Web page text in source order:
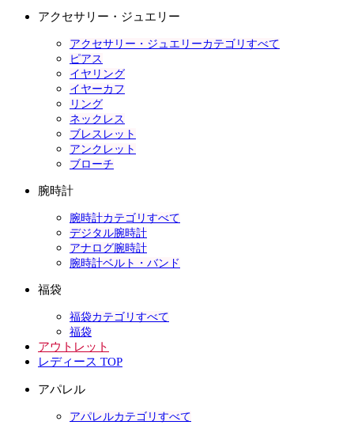
アクセサリー・ジュエリー
アクセサリー・ジュエリーカテゴリすべて
ピアス
イヤリング
イヤーカフ
リング
ネックレス
ブレスレット
アンクレット
ブローチ
腕時計
腕時計カテゴリすべて
デジタル腕時計
アナログ腕時計
腕時計ベルト・バンド
福袋
福袋カテゴリすべて
福袋
アウトレット
レディース TOP
アパレル
アパレルカテゴリすべて